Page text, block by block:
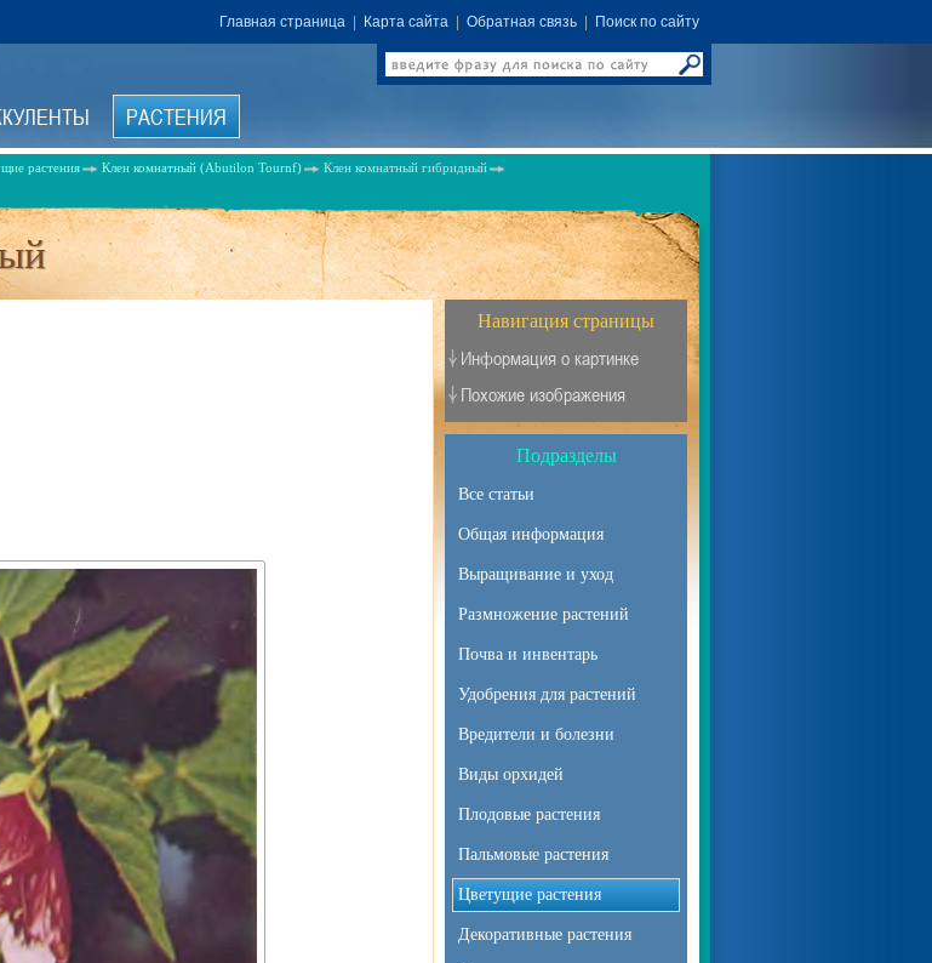
Главная страница Карта сайта Обратная связь Поиск по сайту
РАСТЕНИЯ
растения Клен комнатный (Abutilon Tournf) Клен комнатный гибридный
Навигация страницы
Информация о картинке
Похожие изображения
Подразделы
Все статьи
Общая информация
Выращивание и уход
Размножение растений
Почва и инвентарь
Удобрения для растений
Вредители и болезни
Виды орхидей
Плодовые растения
Пальмовые растения
Цветущие растения
Декоративные растения